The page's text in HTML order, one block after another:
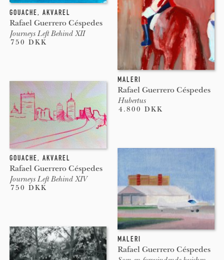
GOUACHE, AKVAREL
Rafael Guerrero Céspedes
Journeys Left Behind XII
750 DKK
MALERI
Rafael Guerrero Céspedes
Hubertus
4.800 DKK
GOUACHE, AKVAREL
Rafael Guerrero Céspedes
Journeys Left Behind XIV
750 DKK
MALERI
Rafael Guerrero Céspedes